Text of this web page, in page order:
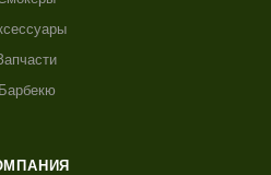
Барбекю